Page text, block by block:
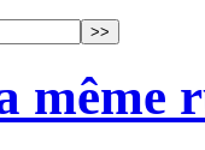
même